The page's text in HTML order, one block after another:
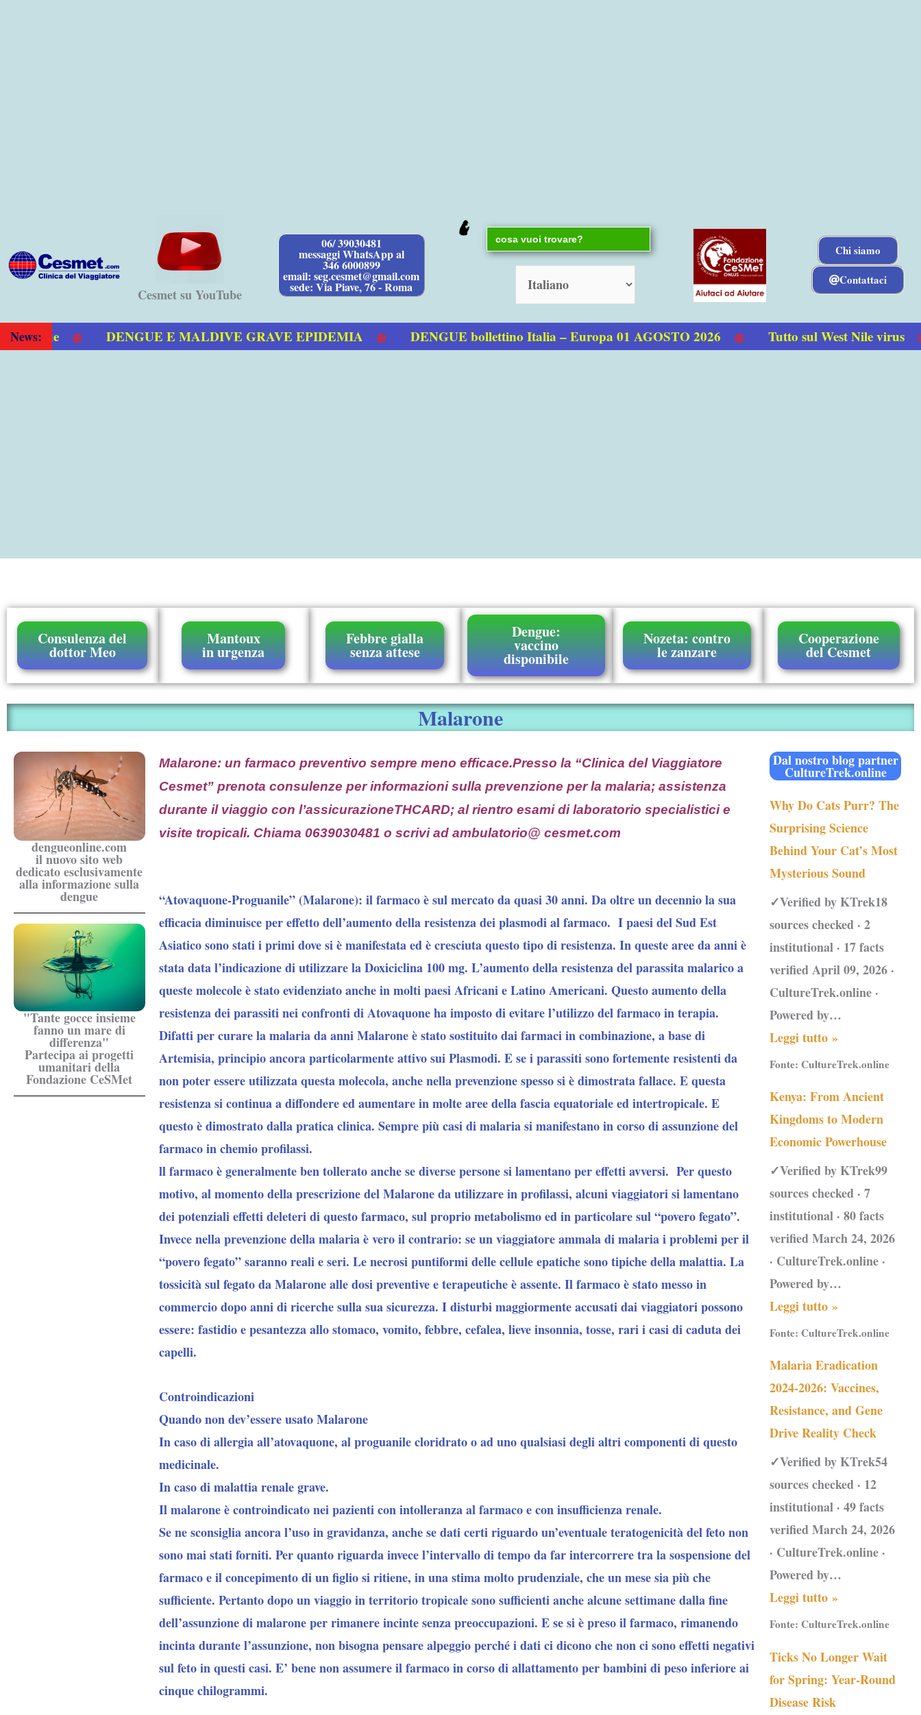
Cesmet su YouTube
06/ 39030481
messaggi WhatsApp al
346 6000899
email: seg.cesmet@gmail.com
sede: Via Piave, 76 - Roma
Search
for:
Chi siamo
Contattaci
News: DENGUE E MALDIVE GRAVE EPIDEMIA DENGUE bollettino Italia – Europa 01 AGOSTO 2026 Tutto sul West Nile virus
Consulenza del
dottor Meo
Mantoux
in urgenza
Febbre gialla
senza attese
Dengue:
vaccino
disponibile
Nozeta: contro
le zanzare
Cooperazione
del Cesmet
Malarone
dengueonline.com
il nuovo sito web
dedicato esclusivamente
alla informazione sulla
dengue
"Tante gocce insieme
fanno un mare di
differenza"
Partecipa ai progetti
umanitari della
Fondazione CeSMet
Malarone: un farmaco preventivo sempre meno efficace.Presso la “Clinica del Viaggiatore
Cesmet” prenota consulenze per informazioni sulla prevenzione per la malaria; assistenza
durante il viaggio con l’assicurazioneTHCARD; al rientro esami di laboratorio specialistici e
visite tropicali. Chiama 0639030481 o scrivi ad ambulatorio@ cesmet.com
“Atovaquone-Proguanile” (Malarone): il farmaco è sul mercato da quasi 30 anni. Da oltre un decenniola sua
efficacia diminuisceper effetto dell’aumento della resistenza dei plasmodi al farmaco. I paesi del Sud Est
Asiatico sono stati i primi dove si è manifestata ed è cresciuta questo tipo di resistenza. In queste aree da anni è
stata data l’indicazione di utilizzare la Doxiciclina 100 mg. L’aumento della resistenza del parassita malarico a
queste molecole è stato evidenziato anche in molti paesi Africani e Latino Americani. Questo aumento della
resistenza dei parassiti nei confronti di Atovaquone ha imposto di evitare l’utilizzo del farmaco in terapia.
Difatti per curare la malaria da anni Malarone è stato sostituito dai farmaci in combinazione, a base di
Artemisia, principio ancora particolarmente attivo sui Plasmodi. E se i parassiti sono fortemente resistenti da
non poter essere utilizzata questa molecola, anche nella prevenzione spesso si è dimostrata fallace. E questa
resistenza si continua a diffondere ed aumentare in molte aree della fascia equatoriale ed intertropicale. E
questo è dimostrato dalla pratica clinica. Sempre più casi di malaria si manifestano in corso di assunzione del
farmaco in chemio profilassi.
ll farmaco è generalmente ben tollerato anche se diverse persone si lamentano per effetti avversi. Per questo
motivo, al momento della prescrizione del Malarone da utilizzare in profilassi, alcuni viaggiatori si lamentano
dei potenziali effetti deleteri di questo farmaco, sul proprio metabolismo ed in particolare sul “povero fegato”.
Invece nella prevenzione della malaria è vero il contrario: se un viaggiatore ammala di malaria i problemi per il
“povero fegato” saranno reali e seri. Le necrosi puntiformi delle cellule epatiche sono tipiche della malattia. La
tossicità sul fegato da Malarone alle dosi preventive e terapeutiche è assente. Il farmaco è stato messo in
commercio dopo anni di ricerche sulla sua sicurezza. I disturbi maggiormente accusati dai viaggiatori possono
essere: fastidio e pesantezza allo stomaco, vomito, febbre, cefalea, lieve insonnia, tosse, rari i casi di caduta dei
capelli.
Controindicazioni
Quando non dev’essere usato Malarone
In caso di allergia all’atovaquone, al proguanile cloridrato o ad uno qualsiasi degli altri componenti di questo
medicinale.
In caso di malattia renale grave.
Il malarone è controindicato nei pazienti con intolleranza al farmaco e con insufficienza renale.
Se ne sconsiglia ancora l’uso in gravidanza, anche se dati certi riguardo un’eventuale teratogenicità del feto non
sono mai stati forniti. Per quanto riguarda invece l’intervallo di tempo da far intercorrere tra la sospensione del
farmaco e il concepimento di un figlio si ritiene, in una stima molto prudenziale, che un mese sia più che
sufficiente. Pertanto dopo un viaggio in territorio tropicale sono sufficienti anche alcune settimane dalla fine
dell’assunzione di malarone per rimanere incinte senza preoccupazioni. E se si è preso il farmaco, rimanendo
incinta durante l’assunzione, non bisogna pensare alpeggio perché i dati ci dicono che non ci sono effetti negativi
sul feto in questi casi. E’ bene non assumere il farmaco in corso di allattamento per bambini di peso inferiore ai
cinque chilogrammi.
Dal nostro blog partner
CultureTrek.online
Why Do Cats Purr? The
Surprising Science
Behind Your Cat’s Most
Mysterious Sound
✓Verified by KTrek18
sources checked · 2
institutional · 17 facts
verified April 09, 2026 ·
CultureTrek.online ·
Powered by…
Leggi tutto »
Fonte:CultureTrek.online
Kenya: From Ancient
Kingdoms to Modern
Economic Powerhouse
✓Verified by KTrek99
sources checked · 7
institutional · 80 facts
verified March 24, 2026
· CultureTrek.online ·
Powered by…
Leggi tutto »
Fonte:CultureTrek.online
Malaria Eradication
2024-2026: Vaccines,
Resistance, and Gene
Drive Reality Check
✓Verified by KTrek54
sources checked · 12
institutional · 49 facts
verified March 24, 2026
· CultureTrek.online ·
Powered by…
Leggi tutto »
Fonte:CultureTrek.online
Ticks No Longer Wait
for Spring: Year-Round
Disease Risk